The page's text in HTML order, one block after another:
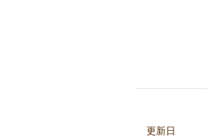
更新日